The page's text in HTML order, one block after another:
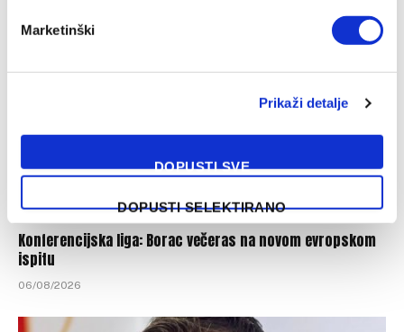
Marketinški
Prikaži detalje
DOPUSTI SVE
DOPUSTI SELEKTIRANO
Konferencijska liga: Borac večeras na novom evropskom
ispitu
06/08/2026